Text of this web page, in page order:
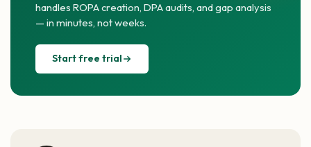
handles ROPA creation, DPA audits, and gap analysis
— in minutes, not weeks.
Start free trial